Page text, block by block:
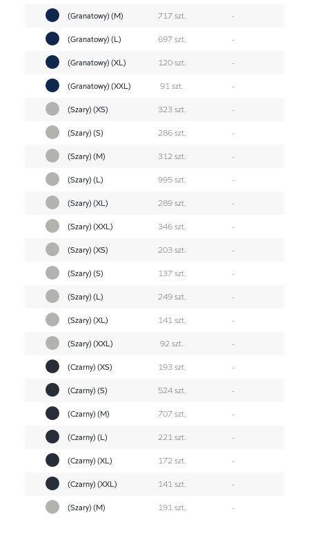
(Granatowy) (M) 717 szt.
-
(Granatowy) (L)
697 szt.
-
(Granatowy) (XL)
120 szt.
-
(Granatowy) (XXL)
91 szt.
-
(Szary) (XS)
323 szt.
-
(Szary) (S)
286 szt.
-
(Szary) (M)
312 szt.
-
(Szary) (L)
995 szt.
-
(Szary) (XL)
289 szt.
-
(Szary) (XXL)
346 szt.
-
(Szary) (XS)
203 szt.
-
(Szary) (S)
137 szt.
-
(Szary) (L)
249 szt.
-
(Szary) (XL)
141 szt.
-
(Szary) (XXL)
92 szt.
-
(Czarny) (XS)
193 szt.
-
(Czarny) (S)
524 szt.
-
(Czarny) (M)
707 szt.
-
(Czarny) (L)
221 szt.
-
(Czarny) (XL)
172 szt.
-
(Czarny) (XXL)
141 szt.
-
(Szary) (M)
191 szt. -